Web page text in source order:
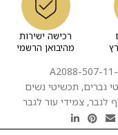
רכישה ישירות
מהיבואן הרשמי
A2088-507-
גברים, תכשיטי נשים
לגבר, צמידי עור לגבר